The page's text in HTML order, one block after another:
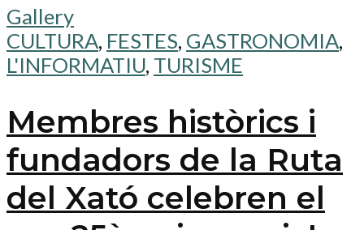
Gallery
CULTURA, FESTES, GASTRONOMIA,
L'INFORMATIU, TURISME
Membres històrics i
fundadors de la Ruta
del Xató celebren el